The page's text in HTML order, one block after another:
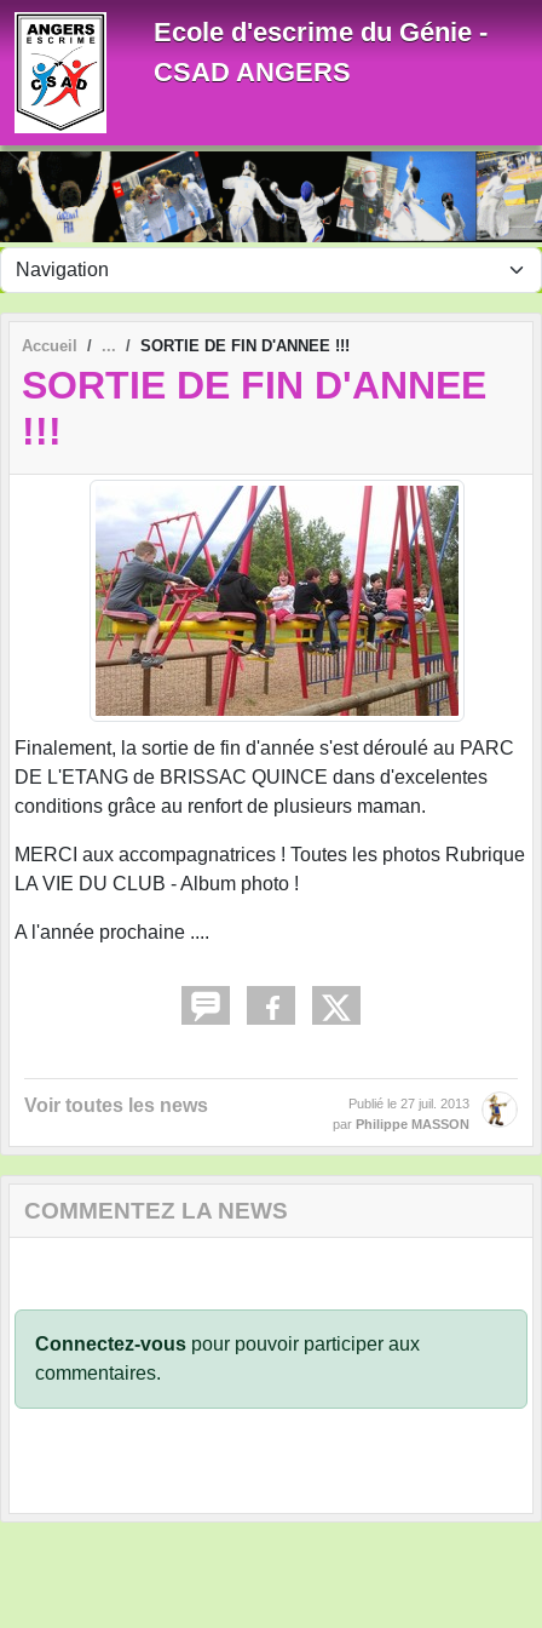
Ecole d'escrime du Génie -
CSAD ANGERS
Accueil SORTIE DE FIN D'ANNEE !!!
SORTIE DE FIN D'ANNEE
!!!
Finalement, la sortie de fin d'année s'est déroulé au PARC
DE L'ETANG de BRISSAC QUINCE dans d'excelentes
conditions grâce au renfort de plusieurs maman.
MERCI aux accompagnatrices ! Toutes les photos Rubrique
LA VIE DU CLUB - Album photo !
A l'année prochaine ....
Voir toutes les news Publié le 27 juil. 2013
par Philippe MASSON
COMMENTEZ LA NEWS
Connectez-vous pour pouvoir participer aux
commentaires.
Panneau de gestion des cookies